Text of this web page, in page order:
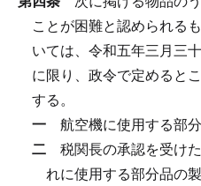
ことが困難と認められる
いては、令和五年三月三
に限り、政令で定めると
する。
一
航空機に使用する部
二
税関長の承認を受け
れに使用する部分品の